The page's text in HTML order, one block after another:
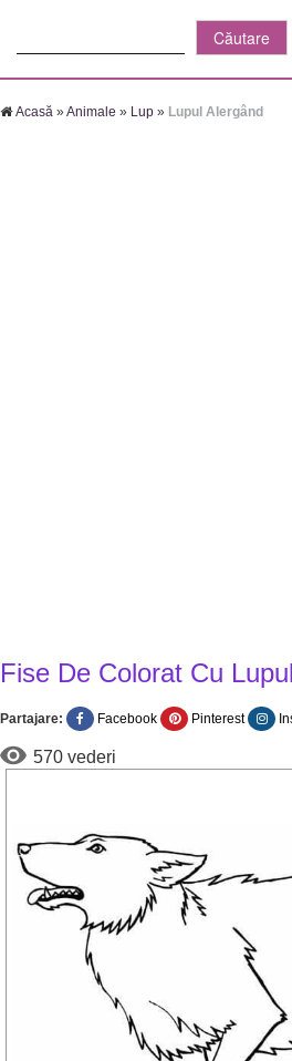
Acasă »Animale » Lup » Lupul Alergând
Fise De Colorat Cu
Partajare: Facebook Pinterest
570 vederi